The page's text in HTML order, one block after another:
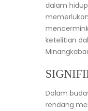
dalam
ketelitian
Dalam
rendang